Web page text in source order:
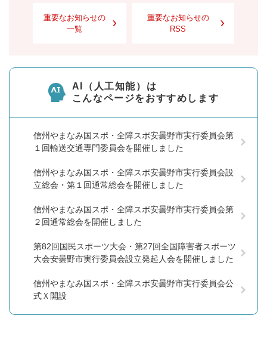
重要なお知らせの
一覧
重要なお知らせの
RSS
AI（人工知能）は
こんなページをおすすめします
信州やまなみ国スポ・全障スポ安曇野市実行委員会第
１回輸送交通専門委員会を開催しました
信州やまなみ国スポ・全障スポ安曇野市実行委員会設
立総会・第１回通常総会を開催しました
信州やまなみ国スポ・全障スポ安曇野市実行委員会第
２回通常総会を開催しました
第82回国民スポーツ大会・第27回全国障害者スポーツ
大会安曇野市実行委員会設立発起人会を開催しました
信州やまなみ国スポ・全障スポ安曇野市実行委員会公
式Ｘ開設